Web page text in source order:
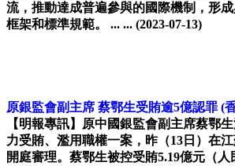
流，推動達成普遍參與的國際機制，形
框架和標準規範。 ... ... (2023-07-13)
原銀監會副主席 蔡鄂生受賄逾5億認罪 (
【明報專訊】原中國銀監會副主席蔡鄂
力受賄、濫用職權一案，昨（13日）在
開庭審理。蔡鄂生被控受賄5.19億元（